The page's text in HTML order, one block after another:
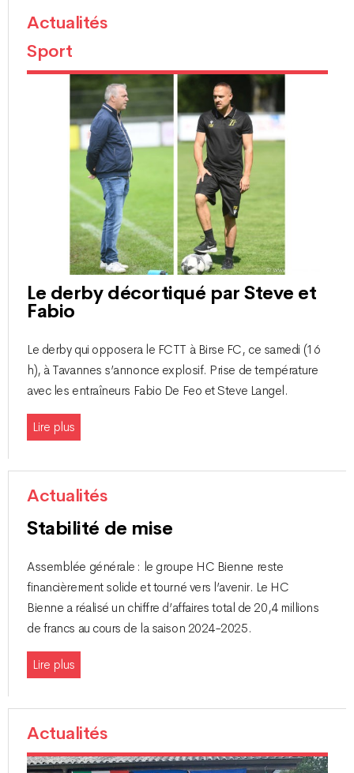
Actualités
Sport
Le derby décortiqué par Steve et
Fabio
Le derby qui opposera le FCTT à Birse FC, ce samedi (16
h), à Tavannes s’annonce explosif. Prise de température
avec les entraîneurs Fabio De Feo et Steve Langel.
Lire plus
Actualités
Stabilité de mise
Assemblée générale : le groupe HC Bienne reste
financièrement solide et tourné vers l’avenir. Le HC
Bienne a réalisé un chiffre d’affaires total de 20,4 millions
de francs au cours de la saison 2024-2025.
Lire plus
Actualités